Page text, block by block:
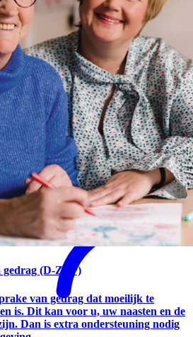
gedrag (D-ZEP)
van gedrag dat moeilijk te
is. Dit kan voor u, uw naasten en de
Dan is extra ondersteuning nodig